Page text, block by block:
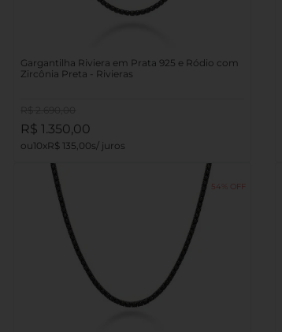
Gargantilha Riviera em Prata 925 e Ródio com
Zircônia Preta - Rivieras
R$ 1.350,00
10 R$ 135 00
54%